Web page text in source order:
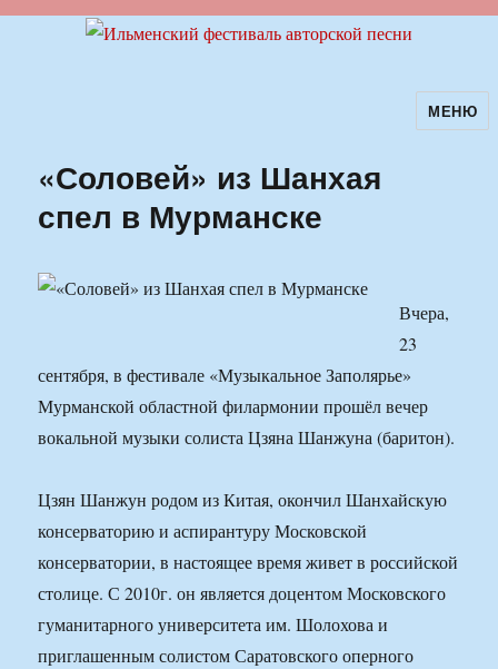
Ильменский фестиваль авторскойМЕНЮ
«Соловей» из Шанхая
спел в Мурманске
Вчера,
23
сентября, в фестивале «Музыкальное Заполярье»
Мурманской областной филармонии прошёл вечер
вокальной музыки солиста Цзяна Шанжуна (баритон).
Цзян Шанжун родом из Китая, окончил Шанхайскую
консерваторию и аспирантуру Московской
консерватории, в настоящее время живет в российской
столице. С 2010г. он является доцентом Московского
гуманитарного университета им. Шолохова и
приглашенным солистом Саратовского оперного